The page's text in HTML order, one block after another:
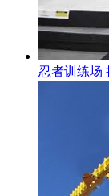
忍者训练场